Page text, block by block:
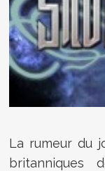
La rumeur du
britanniques